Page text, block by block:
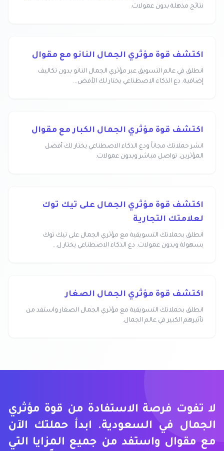
نتائج مذهلة بدون عمولات.
اكتشف قوة مؤثري الجمال النانو مع مقوال
انطلق في عالم التسويق عبر مؤثري الجمال النانو بدون تكاليف
إضافية. دع الذكاء الاصطناعي يختار لك الأفض...
اكتشف قوة مؤثري الجمال الكبار مع مقوال
انشر حملاتك مجاناً ودع الذكاء الاصطناعي يختار لك أفضل
المؤثرين. تواصل مباشر وبدون عمولات.
اكتشف قوة مؤثري الجمال على تيك توك
لعلامتك التجارية
انطلق بحملاتك التسويقية مع مؤثري الجمال على تيك توك
بسهولة وبدون عمولات. دع الذكاء الاصطناعي يختار ل...
اكتشف قوة مؤثري الجمال الصغار
انطلق بحملاتك التسويقية مع مؤثري الجمال الصغار واستفد من
تأثيرهم الكبير في عالم الجمال.
لا تفوت فرصة الاستفادة من قوة مؤثري
الجمال في السعودية. ابدأ حملتك الآن
مع مقوال واستفد من جميع المزايا التي